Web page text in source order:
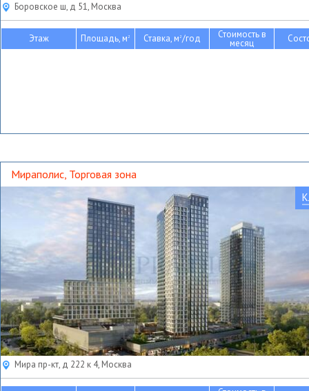
Боровское ш, д 51, Москва
Этаж Площадь, м2 Ставка, м2/год Стоимость в
месяц
Мираполис, Торговая зона
Мира пр-кт, д 222 к 4, Москва